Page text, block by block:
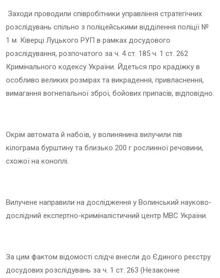
Заходи проводили співробітники управління стратегічних
розслідувань спільно з поліцейськими відділення поліції №
1 м. Ківерці Луцького РУП в рамках досудового
розслідування, розпочатого за ч. 4 ст. 185 ч. 1 ст. 262
Кримінального кодексу України. Йдеться про крадіжку в
особливо великих розмірах та викрадення, привласнення,
вимагання вогнепальної зброї, бойових припасів, відповідно.
Окрім автомата й набоїв, у волинянина вилучили пів
кілограма бурштину та близько 200 г рослинної речовини,
схожої на коноплі.
Вилучене направили на дослідження у Волинський науково-
дослідний експертно-криміналістичний центр МВС України.
За цим фактом відомості слідчі внесли до Єдиного реєстру
досудових розслідувань за ч. 1 ст. 263 (Незаконне